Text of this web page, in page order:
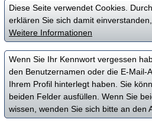
Diese Seite verwendet Cookies.
erklären Sie sich damit
Weitere Informationen
Wenn Sie Ihr Kennwort vergessen
den Benutzernamen oder die E-Mail-
Ihrem Profil hinterlegt haben. Sie
beiden Felder ausfüllen. Wenn Sie
wissen, wenden Sie sich bitte an den